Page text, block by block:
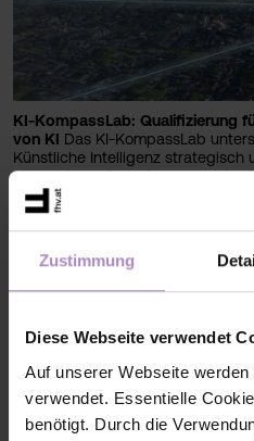
Zustimmung
Diese Webseite verwendet
Auf unserer Webseite
verwendet. Essentielle
benötigt. Durch die
KI-KompassLab: Qualifizierung
von KI Das KI-KompassLab
Künstliche Intelligenz strategisch
einzusetzen. Gemeinsam
und nachhaltige KI-Strategien